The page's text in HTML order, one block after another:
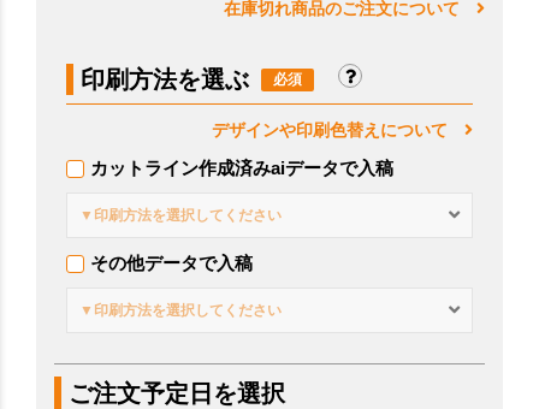
在庫切れ商品のご注文について
印刷方法を選ぶ
デザインや印刷色替えについて
カットライン作成済みaiデータで入稿
▼印刷方法を選択してください
その他データで入稿
▼印刷方法を選択してください
ご注文予定日を選択